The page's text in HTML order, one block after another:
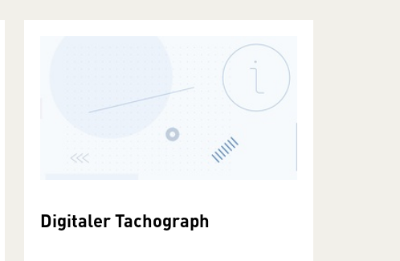
Digitaler Tachograph